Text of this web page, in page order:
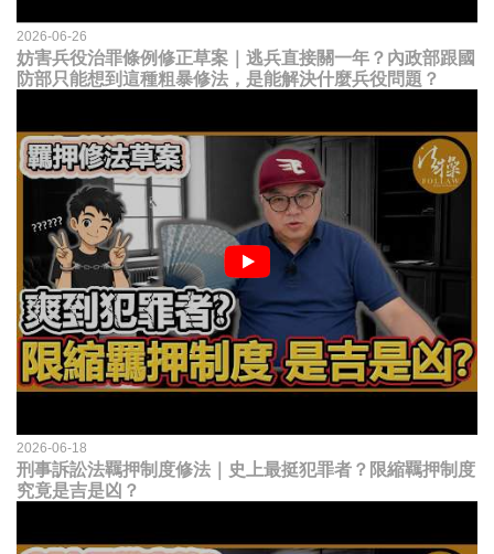
2026-06-26
妨害兵役治罪條例修正草案｜逃兵直接關一年？內政部跟國
防部只能想到這種粗暴修法，是能解決什麼兵役問題？
2026-06-18
刑事訴訟法羈押制度修法｜史上最挺犯罪者？限縮羈押制度
究竟是吉是凶？